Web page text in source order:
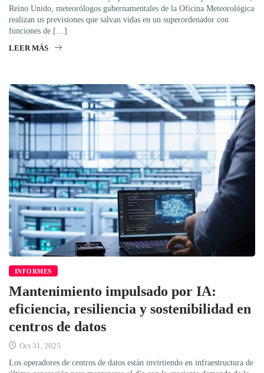
Reino Unido, meteorólogos gubernamentales de la Oficina Meteorológica
realizan us previsiones que salvan vidas en un superordenador con
funciones de […]
LEER MÁS
INFORMES
Mantenimiento impulsado por IA:
eficiencia, resiliencia y sostenibilidad en
centros de datos
Oct 31, 2025
Los operadores de centros de datos están invirtiendo en infraestructura de